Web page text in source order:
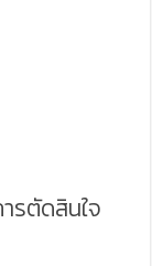
รตัดสินใจ